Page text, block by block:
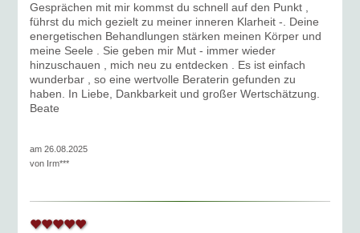
Gesprächen mit mir kommst du schnell auf den Punkt ,
führst du mich gezielt zu meiner inneren Klarheit -. Deine
energetischen Behandlungen stärken meinen Körper und
meine Seele . Sie geben mir Mut - immer wieder
hinzuschauen , mich neu zu entdecken . Es ist einfach
wunderbar , so eine wertvolle Beraterin gefunden zu
haben. In Liebe, Dankbarkeit und großer Wertschätzung.
Beate
am 26.08.2025
von Irm***